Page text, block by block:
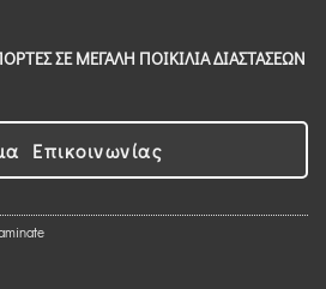
ΣΕ ΜΕΓΑΛΗ ΠΟΙΚΙΛΙΑ ΔΙΑΣΤΑΣΕΩΝ
Επικοινωνίας